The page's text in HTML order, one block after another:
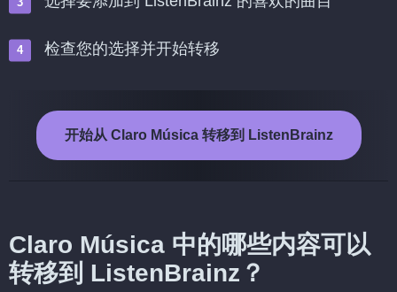
检查您的选择并开始转移
开始从 Claro Música 转移到 ListenBrainz
Claro Música 中的哪些内容可以
转移到 ListenBrainz？